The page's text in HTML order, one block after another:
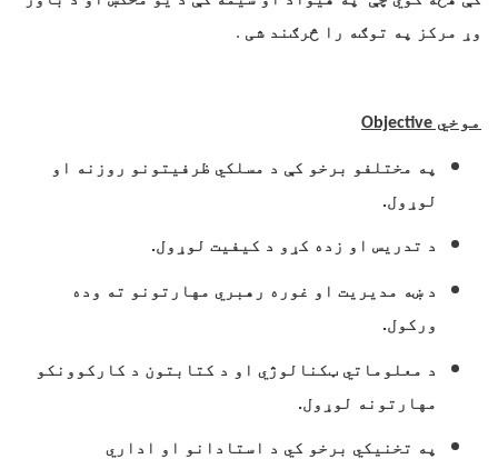
وړ مرکز په توګه را څرګند شی .
موخي Objective
په مختلفو برخو کې د مسلکي ظرفیتونو روزنه او
لوړول.
د تدریس او زده کړو د کیفیت لوړول.
د ښه مدیریت او غوره رهبري مهارتونو ته وده
ورکول.
د معلوماتي ټکنالوژي او د کتابتون د کارکوونکو
مهارتونه لوړول.
په تخنیکي برخو کي د استادانو او اداري